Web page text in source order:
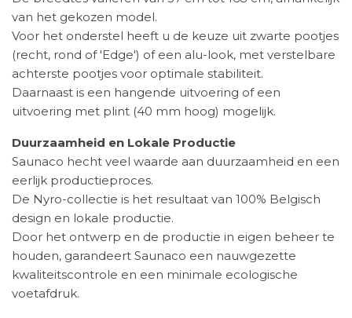
van het gekozen model.
Voor het onderstel heeft u de keuze uit zwarte pootjes
(recht, rond of 'Edge') of een alu-look, met verstelbare
achterste pootjes voor optimale stabiliteit.
Daarnaast is een hangende uitvoering of een
uitvoering met plint (40 mm hoog) mogelijk.
Duurzaamheid en Lokale Productie
Saunaco hecht veel waarde aan duurzaamheid en een
eerlijk productieproces.
De Nyro-collectie is het resultaat van 100% Belgisch
design en lokale productie.
Door het ontwerp en de productie in eigen beheer te
houden, garandeert Saunaco een nauwgezette
kwaliteitscontrole en een minimale ecologische
voetafdruk.